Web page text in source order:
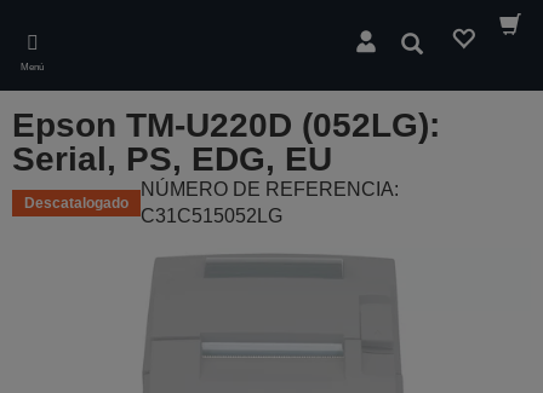
main
content
Menú
Buscar
Epson TM-U220D (052LG):
Serial, PS, EDG, EU
Descatalogado
NÚMERO DE REFERENCIA:
C31C515052LG